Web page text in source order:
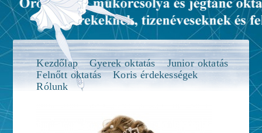
Kezdőlap Gyerek oktatás
Junior oktatás
Felnőtt oktatás
Koris érdekességek
Rólunk